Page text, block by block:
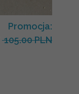
Promocja:
105.00 PLN